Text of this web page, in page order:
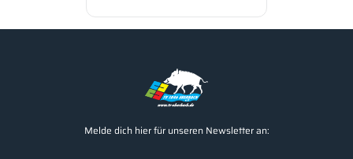
Melde dich hier für unseren Newsletter an: